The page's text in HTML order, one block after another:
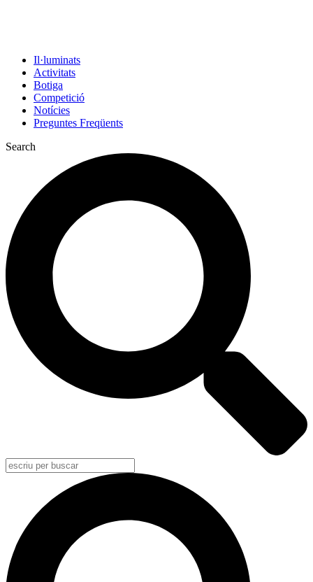
Il·luminats
Activitats
Botiga
Competició
Notícies
Preguntes Freqüents
Search